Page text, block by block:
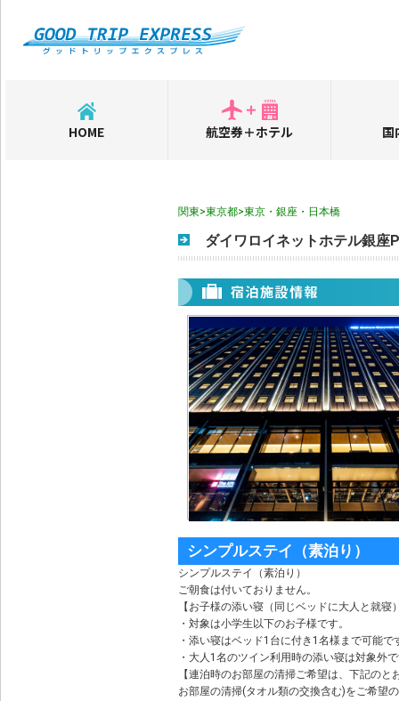
HOME 航空券＋ホテル 国
関東>東京都>東京・銀座・日本橋
ダイワロイネットホテル銀座
シンプルステイ（素泊り）
シンプルステイ（素泊り）
ご朝食は付いておりません。
【お子様の添い寝（同じベッドに大人と就寝
・対象は小学生以下のお子様です。
・添い寝はベッド1台に付き1名様まで可能
・大人1名のツイン利用時の添い寝は対象外
【連泊時のお部屋の清掃ご希望は、下記のと
お部屋の清掃(タオル類の交換含む)をご希望